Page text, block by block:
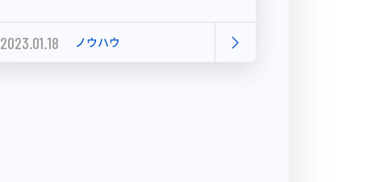
2023.01.18 ノウハウ